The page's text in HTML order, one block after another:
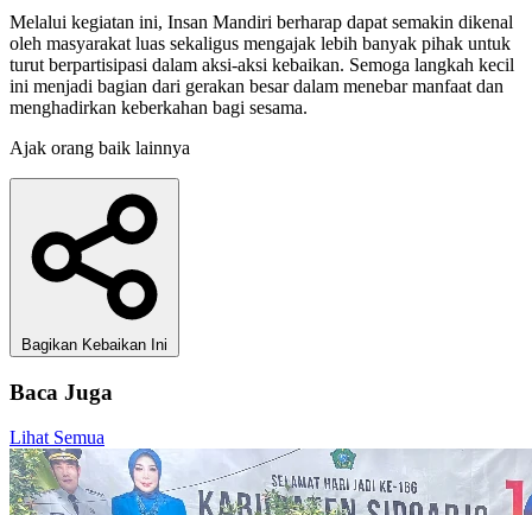
Melalui kegiatan ini, Insan Mandiri berharap dapat semakin dikenal
oleh masyarakat luas sekaligus mengajak lebih banyak pihak untuk
turut berpartisipasi dalam aksi-aksi kebaikan. Semoga langkah kecil
ini menjadi bagian dari gerakan besar dalam menebar manfaat dan
menghadirkan keberkahan bagi sesama.
Ajak orang baik lainnya
Bagikan Kebaikan Ini
Baca Juga
Lihat Semua